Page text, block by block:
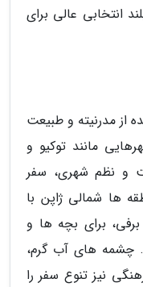
انتخابی عالی برای
از مدرنیته و طبیعت
مانند توکیو و
و نظم شهری، سفر
ها شمالی ژاپن با
برای بچه ها و
چشمه های آب گرم،
نیز تنوع سفر را